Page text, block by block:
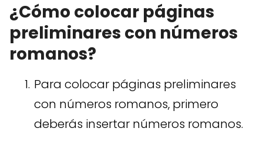
¿Cómo colocar páginas
preliminares con números
romanos?
Para colocar páginas preliminares
con números romanos, primero
deberás insertar números romanos.